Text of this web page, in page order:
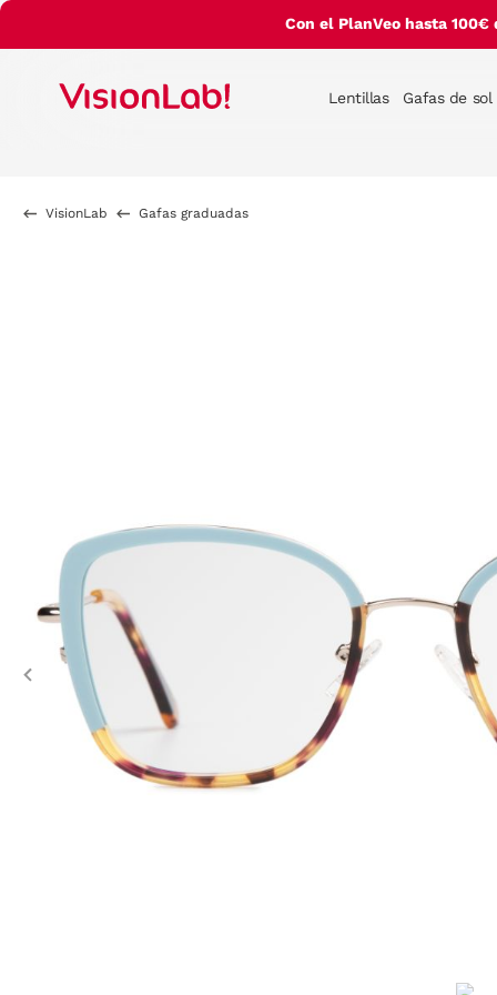
Con el PlanVeo hasta
Lentillas Gafas de sol
VisionLab Gafas graduadas
Previous